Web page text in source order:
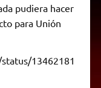
pudiera hacer
para Unión
13462181